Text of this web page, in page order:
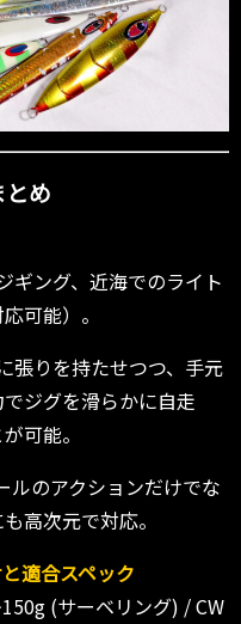
め
ギング、近海でのライト
可能）。
張りを持たせつつ、手元
ジグを滑らかに自走
可能。
ルのアクションだけでな
高次元で対応。
適合スペック
(サーベリング) / CW